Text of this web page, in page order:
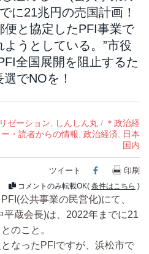
に21兆円の売国計画！
便と協定したPFI事業で
うとしている。”市役
全国展開を阻止するた
でNOを！
ゼーション
しんしん丸 / ＊政治経
・読者からの情報 政治経済
日本
国内
ツイート Facebook
印刷
コメントのみ転載OK( 条件はこちら )
公共事業の民営化)にて、
蔵会長)は、2022年までに21
のこと。
なったPFIですが、浜松市で